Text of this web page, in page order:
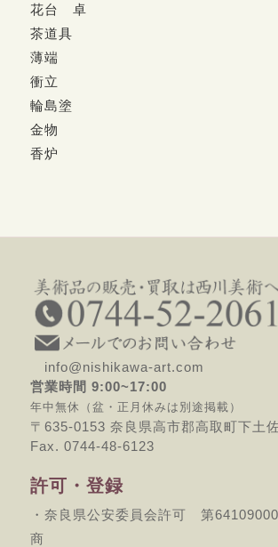
花台 卓
茶道具
薄端
衝立
輪島塗
金物
香炉
info@nishikawa-art.com
営業時間 9:00~17:00
年中無休（盆・正月休みは別途掲載）
〒635-0153 奈良県高市郡高取町下土
Fax. 0744-48-6123
許可・登録
・奈良県公安委員会許可 第
商